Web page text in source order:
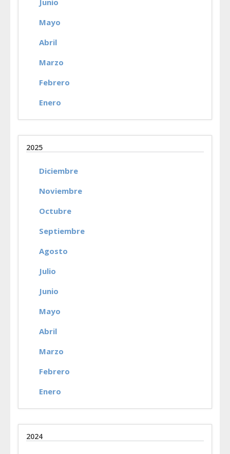
Junio
Mayo
Abril
Marzo
Febrero
Enero
2025
Diciembre
Noviembre
Octubre
Septiembre
Agosto
Julio
Junio
Mayo
Abril
Marzo
Febrero
Enero
2024